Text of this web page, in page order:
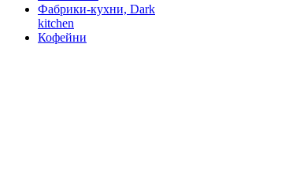
Фабрики-кухни, Dark
kitchen
Кофейни